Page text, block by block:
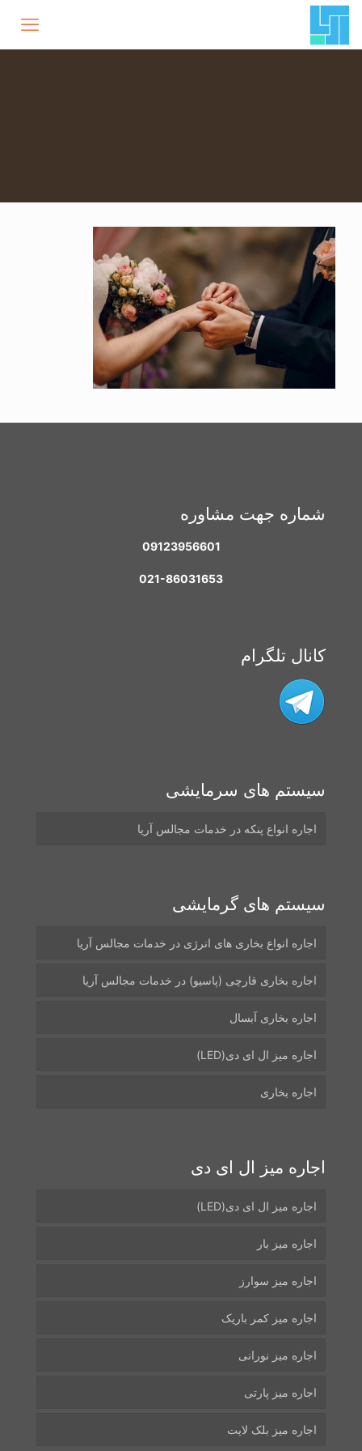
شماره جهت مشاوره
09123956601
021-86031653
کانال تلگرام
سیستم های سرمایشی
اجاره انواع پنکه در خدمات مجالس آریا
سیستم های گرمایشی
اجاره انواع بخاری های انرژی در خدمات مجالس آریا
اجاره بخاری قارچی (پاسیو) در خدمات مجالس آریا
اجاره بخاری آبسال
اجاره میز ال ای دی(LED)
اجاره بخاری
اجاره میز ال ای دی
اجاره میز ال ای دی(LED)
اجاره میز بار
اجاره میز سوارز
اجاره میز کمر باریک
اجاره میز نورانی
اجاره میز پارتی
اجاره میز بلک لایت